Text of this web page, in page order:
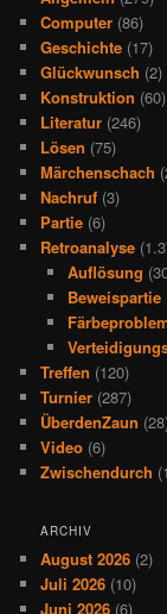
Computer (86)
Geschichte (17)
Glückwunsch (2)
Konstruktion (60)
Literatur (246)
Lösen (75)
Märchenschach
Nachruf (3)
Partie (6)
Retroanalyse
Auflösung
Beweispartie
Treffen (120)
Turnier (287)
ÜberdenZaun
Video (6)
Zwischendurch
ARCHIV
August 2026 (2)
Juli 2026 (10)
Juni 2026 (6)